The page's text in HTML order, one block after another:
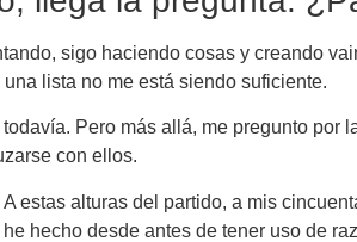
sigo haciendo cosas y creando
lista no me está siendo suficiente.
Pero más allá, me pregunto
con ellos.
A estas alturas del partido, a mis
he hecho desde antes de tener uso de